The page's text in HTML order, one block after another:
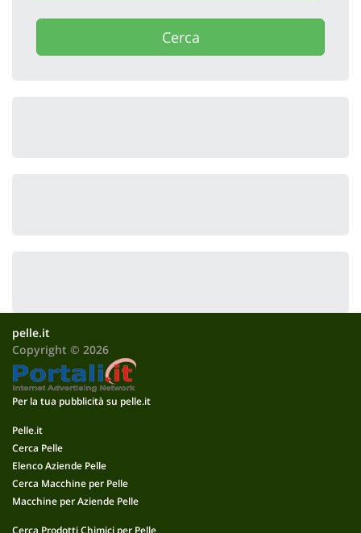
Cerca
pelle.it
Copyright © 2026
Per la tua pubblicità su pelle.it
Pelle.it
Cerca Pelle
Elenco Aziende Pelle
Cerca Macchine per Pelle
Macchine per Aziende Pelle
Cerca Prodotti Chimici per Pelle